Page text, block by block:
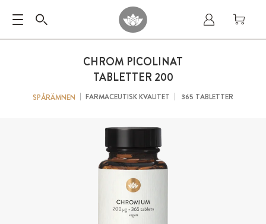
CHROM PICOLINAT
TABLETTER 200
SPÅRÄMNEN FARMACEUTISK KVALITET 365 TABLETTER